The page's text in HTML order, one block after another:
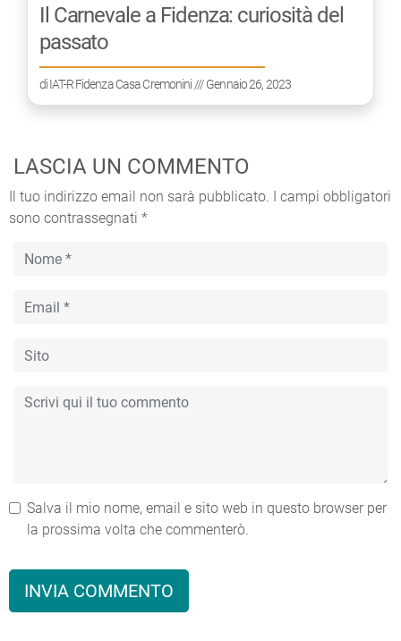
Il Carnevale a Fidenza: curiosità del
passato
diIAT-R Fidenza Casa Cremonini /// Gennaio 26, 2023
LASCIA UN COMMENTO
Il tuo indirizzo email non sarà pubblicato.
I campi obbligatori
sono contrassegnati *
Salva il mio nome, email e sito web in questo browser per
la prossima volta che commenterò.